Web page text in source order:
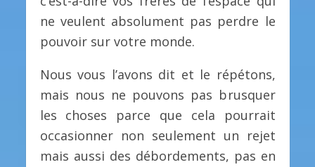
ne veulent absolument pas perdre le
pouvoir sur votre monde.
Nous vous l’avons dit et le répétons,
mais nous ne pouvons pas brusquer
les choses parce que cela pourrait
occasionner non seulement un rejet
mais aussi des débordements, pas en